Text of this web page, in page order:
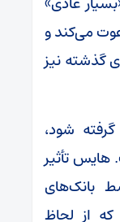
می‌کند و
گذشته نیز
شود،
تأثیر
بانک‌های
از لحاظ